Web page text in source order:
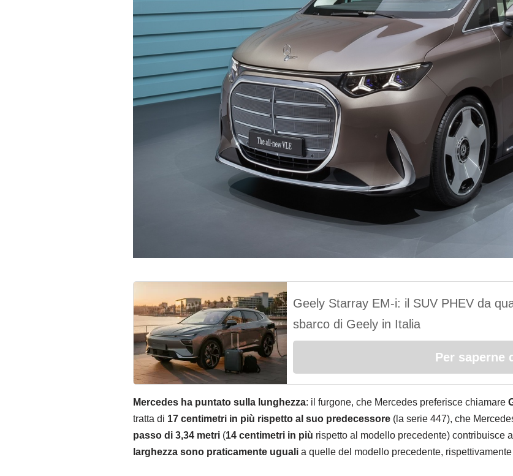
Geely Starray EM-i: il SUV PHEV da
sbarco di Geely in Italia
Per saperne
Mercedes ha puntato sulla lunghezza: il furgone, che Mercedes preferisce chiamare
tratta di 17 centimetri in più rispetto al suo predecessore(la serie 447), che
passo di 3,34 metri(14 centimetri in più rispetto al modello precedente) contribuisce
larghezza sono praticamente ugualia quelle del modello precedente, rispettivamente